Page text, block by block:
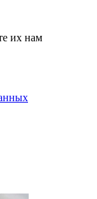
их нам